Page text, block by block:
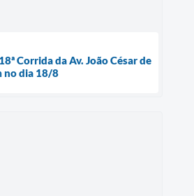
Corrida da Av. João César de
no dia 18/8